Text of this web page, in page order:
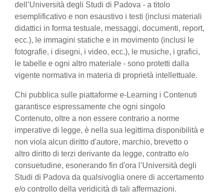
dell’Università degli Studi di Padova - a titolo
esemplificativo e non esaustivo i testi (inclusi materiali
didattici in forma testuale, messaggi, documenti, report,
ecc.), le immagini statiche e in movimento (inclusi le
fotografie, i disegni, i video, ecc.), le musiche, i grafici,
le tabelle e ogni altro materiale - sono protetti dalla
vigente normativa in materia di proprietà intellettuale.
Chi pubblica sulle piattaforme e-Learning i Contenuti
garantisce espressamente che ogni singolo
Contenuto, oltre a non essere contrario a norme
imperative di legge, è nella sua legittima disponibilità e
non viola alcun diritto d'autore, marchio, brevetto o
altro diritto di terzi derivante da legge, contratto e/o
consuetudine, esonerando fin d'ora l’Università degli
Studi di Padova da qualsivoglia onere di accertamento
e/o controllo della veridicità di tali affermazioni.